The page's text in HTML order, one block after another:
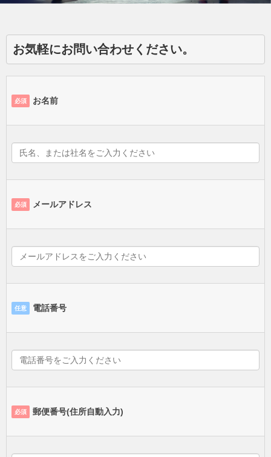
お気軽にお問い合わせください。
必須 お名前
必須 メールアドレス
任意 電話番号
必須 郵便番号(住所自動入力)